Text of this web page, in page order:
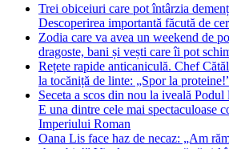
Trei obiceiuri care pot întârzia
Descoperirea importantă făcută de
Zodia care va avea un weekend de
dragoste, bani și vești care îi pot
Rețete rapide anticaniculă. Chef
la tocăniță de linte: „Spor la
Seceta a scos din nou la iveală
E una dintre cele mai spectaculoase
Imperiului Roman
Oana Lis face haz de necaz: „Am